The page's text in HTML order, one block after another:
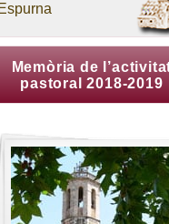
Espurna
Memòria de
pastoral 2018-2019